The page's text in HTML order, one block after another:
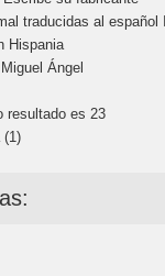
traducidas al español II
Hispania
Ángel
resultado es 23
(1)